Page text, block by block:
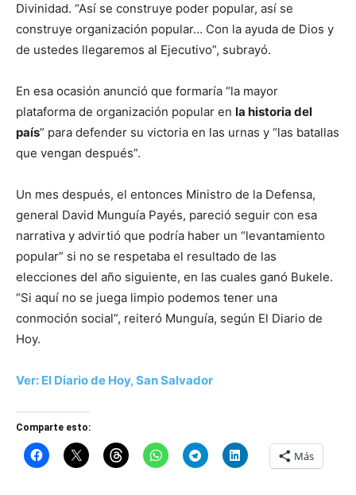
Divinidad. “Así se construye poder popular, así se
construye organización popular… Con la ayuda de Dios y
de ustedes llegaremos al Ejecutivo”, subrayó.
En esa ocasión anunció que formaría “la mayor
plataforma de organización popular en la historia del
país” para defender su victoria en las urnas y “las batallas
que vengan después”.
Un mes después, el entonces Ministro de la Defensa,
general David Munguía Payés, pareció seguir con esa
narrativa y advirtió que podría haber un “levantamiento
popular” si no se respetaba el resultado de las
elecciones del año siguiente, en las cuales ganó Bukele.
“Si aquí no se juega limpio podemos tener una
conmoción social”, reiteró Munguía, según El Diario de
Hoy.
Ver: El Diario de Hoy, San Salvador
Comparte esto:
Más